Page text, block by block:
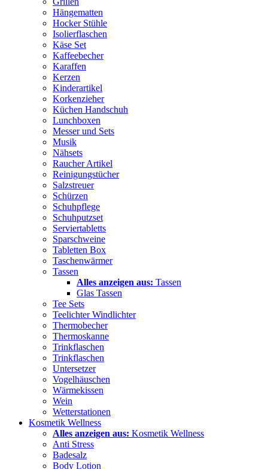
Hängematten
Hocker Stühle
Isolierflaschen
Käse Set
Kaffeebecher
Karaffen
Kerzen
Kinderartikel
Korkenzieher
Küchen Handschuh
Lunchboxen
Messer und Sets
Musik
Nähsets
Raucher Artikel
Reinigungstücher
Salzstreuer
Schürzen
Schuhpflege
Schuhputzset
Serviertabletts
Sparschweine
Tabletten Box
Taschenwärmer
Tassen
Alles anzeigen aus: Tassen
Glas Tassen
Tee Sets
Teelichter Windlichter
Thermobecher
Thermoskanne
Trinkflaschen
Trinkflaschen
Untersetzer
Vogelhäuschen
Wärmekissen
Wein
Wetterstationen
Kosmetik Wellness
Alles anzeigen aus: Kosmetik Wellness
Anti Stress
Badesalz
Body Lotion